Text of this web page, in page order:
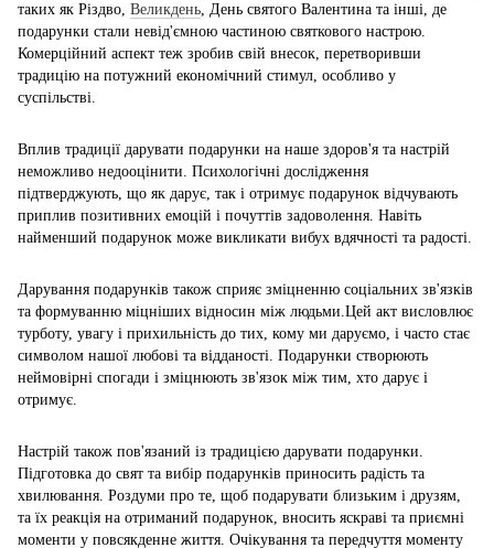
таких як Різдво, Великдень, День святого Валентина та інші, де
подарунки стали невід'ємною частиною святкового настрою.
Комерційний аспект теж зробив свій внесок, перетворивши
традицію на потужний економічний стимул, особливо у
суспільстві.
Вплив традиції дарувати подарунки на наше здоров'я та настрій
неможливо недооцінити. Психологічні дослідження
підтверджують, що як дарує, так і отримує подарунок відчувають
приплив позитивних емоцій і почуттів задоволення. Навіть
найменший подарунок може викликати вибух вдячності та радості.
Дарування подарунків також сприяє зміцненню соціальних зв'язків
та формуванню міцніших відносин між людьми.Цей акт висловлює
турботу, увагу і прихильність до тих, кому ми даруємо, і часто стає
символом нашої любові та відданості. Подарунки створюють
неймовірні спогади і зміцнюють зв'язок між тим, хто дарує і
отримує.
Настрій також пов'язаний із традицією дарувати подарунки.
Підготовка до свят та вибір подарунків приносить радість та
хвилювання. Роздуми про те, щоб подарувати близьким і друзям,
та їх реакція на отриманий подарунок, вносить яскраві та приємні
моменти у повсякденне життя. Очікування та передчуття моменту